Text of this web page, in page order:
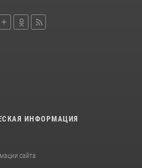
ИНФОРМАЦИЯ
сайта